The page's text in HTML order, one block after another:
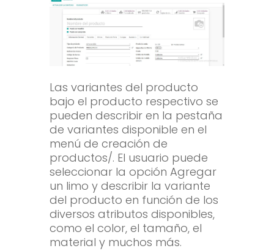
Las variantes del producto
bajo el producto respectivo se
pueden describir en la pestaña
de variantes disponible en el
menú de creación de
productos/. El usuario puede
seleccionar la opción Agregar
un limo y describir la variante
del producto en función de los
diversos atributos disponibles,
como el color, el tamaño, el
material y muchos más.